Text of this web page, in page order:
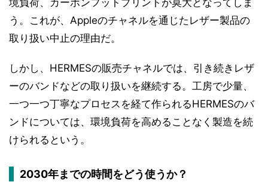
境負荷、カーボンフットプリントが莫大となってしま
う。これが、Appleのチャネルを通じたレザー製品の
取り扱い中止の理由だ。
しかし、HERMESの販売チャネルでは、引き続きレザ
ーのバンドなどの取り扱いを継続する。工房で少量、
一つ一つ丁寧なプロセスを経て作られるHERMESのバ
ンドについては、環境負荷を高めることなく製造を続
けられるという。
2030年までの時間をどう使うか？